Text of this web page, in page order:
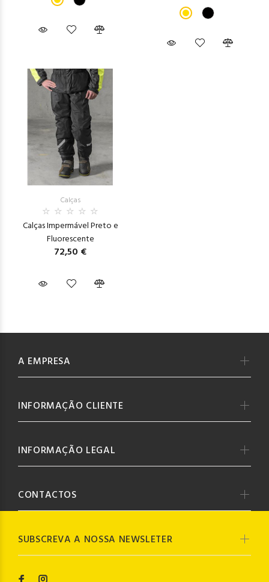
Calças
Calças Impermável Preto e
Fluorescente
72,50 €
SUBSCREVA A NOSSA NEWSLETER
A EMPRESA
INFORMAÇÃO CLIENTE
INFORMAÇÃO LEGAL
CONTACTOS